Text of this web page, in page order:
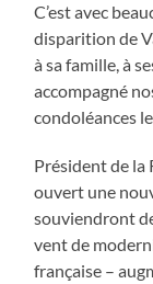
C’est avec
disparition de
à sa famille, à
accompagné
condoléances
Président de la
ouvert une
souviendront
vent de
française –